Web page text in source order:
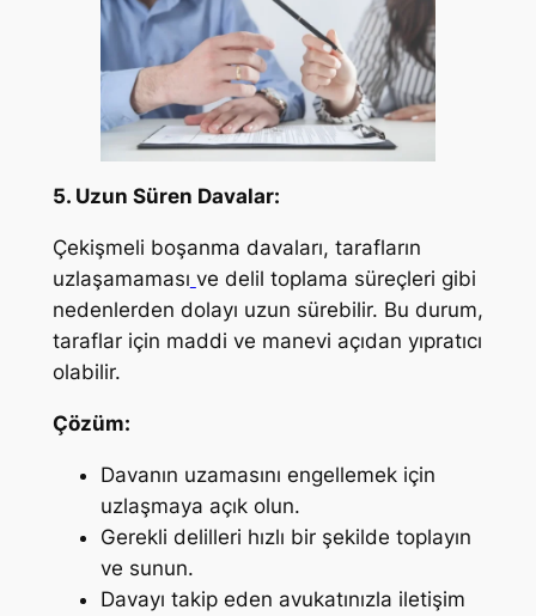
5. Uzun Süren Davalar:
Çekişmeli boşanma davaları, tarafların
uzlaşamaması ve delil toplama süreçleri gibi
nedenlerden dolayı uzun sürebilir. Bu durum,
taraflar için maddi ve manevi açıdan yıpratıcı
olabilir.
Çözüm:
Davanın uzamasını engellemek için
uzlaşmaya açık olun.
Gerekli delilleri hızlı bir şekilde toplayın
ve sunun.
Davayı takip eden avukatınızla iletişim